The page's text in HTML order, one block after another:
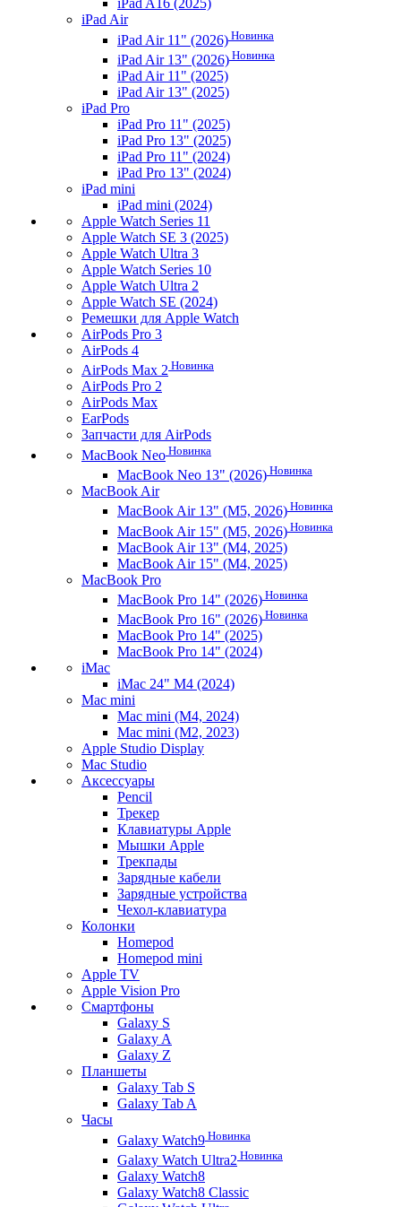
iPad A16 (2025)
iPad Air
iPad Air 11" (2026) Новинка
iPad Air 13" (2026) Новинка
iPad Air 11" (2025)
iPad Air 13" (2025)
iPad Pro
iPad Pro 11" (2025)
iPad Pro 13" (2025)
iPad Pro 11" (2024)
iPad Pro 13" (2024)
iPad mini
iPad mini (2024)
Apple Watch Series 11
Apple Watch SE 3 (2025)
Apple Watch Ultra 3
Apple Watch Series 10
Apple Watch Ultra 2
Apple Watch SE (2024)
Ремешки для Apple Watch
AirPods Pro 3
AirPods 4
AirPods Max 2 Новинка
AirPods Pro 2
AirPods Max
EarPods
Запчасти для AirPods
MacBook Neo Новинка
MacBook Neo 13" (2026) Новинка
MacBook Air
MacBook Air 13" (M5, 2026) Новинка
MacBook Air 15" (M5, 2026) Новинка
MacBook Air 13" (M4, 2025)
MacBook Air 15" (M4, 2025)
MacBook Pro
MacBook Pro 14" (2026) Новинка
MacBook Pro 16" (2026) Новинка
MacBook Pro 14" (2025)
MacBook Pro 14" (2024)
iMac
iMac 24" M4 (2024)
Mac mini
Mac mini (M4, 2024)
Mac mini (M2, 2023)
Apple Studio Display
Mac Studio
Аксессуары
Pencil
Трекер
Клавиатуры Apple
Мышки Apple
Трекпады
Зарядные кабели
Зарядные устройства
Чехол-клавиатура
Колонки
Homepod
Homepod mini
Apple TV
Apple Vision Pro
Смартфоны
Galaxy S
Galaxy A
Galaxy Z
Планшеты
Galaxy Tab S
Galaxy Tab A
Часы
Galaxy Watch9 Новинка
Galaxy Watch Ultra2 Новинка
Galaxy Watch8
Galaxy Watch8 Classic